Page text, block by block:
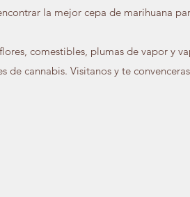
la mejor cepa de marihuana
comestibles, plumas de vapor y
de cannabis. Visitanos y te